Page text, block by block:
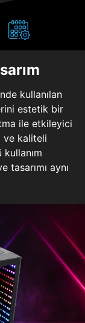
kullanılan
estetik bir
ile etkileyici
ve kaliteli
aynı